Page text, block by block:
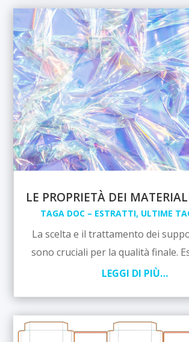
LE PROPRIETÀ DEI
TAGA DOC – ESTRATTI, ULTIME
La scelta e il trattamento dei
sono cruciali per la qualità finale.
LEGGI DI PIÙ…